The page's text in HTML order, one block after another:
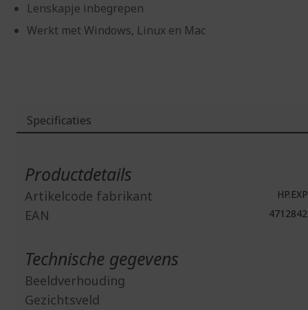
Lenskapje inbegrepen
Werkt met Windows, Linux en Mac
Specificaties
Productdetails
Artikelcode fabrikant
EAN
Technische gegevens
Beeldverhouding
Gezichtsveld